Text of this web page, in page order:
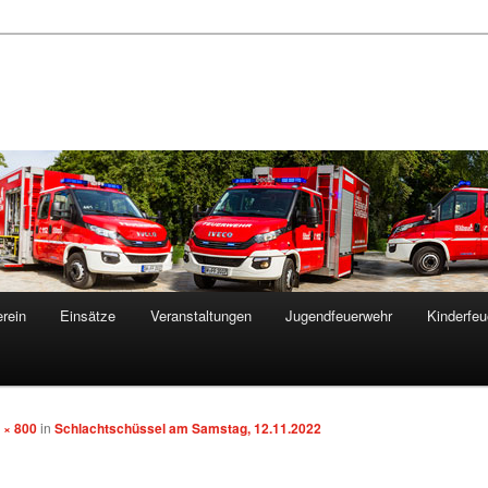
Einsätze Veranstaltungen Jugendfeuerwehr
800in Schlachtschüssel am Samstag, 12.11.2022